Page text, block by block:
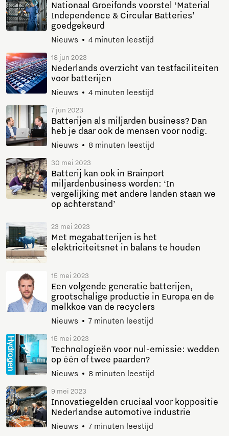
Nationaal Groeifonds voorstel ‘Material
Independence & Circular Batteries’
goedgekeurd
Nieuws 4 minuten leestijd
18 jun 2023
Nederlands overzicht van testfaciliteiten
voor batterijen
Nieuws 4 minuten leestijd
7 jun 2023
Batterijen als miljarden business? Dan
heb je daar ook de mensen voor nodig.
Nieuws 8 minuten leestijd
30 mei 2023
Batterij kan ook in Brainport
miljardenbusiness worden: ‘In
vergelijking met andere landen staan we
op achterstand’
23 mei 2023
Met megabatterijen is het
elektriciteitsnet in balans te houden
15 mei 2023
Een volgende generatie batterijen,
grootschalige productie in Europa en de
melkkoe van de recyclers
Nieuws 7 minuten leestijd
15 mei 2023
Technologieën voor nul-emissie: wedden
op één of twee paarden?
Nieuws 8 minuten leestijd
9 mei 2023
Innovatiegelden cruciaal voor koppositie
Nederlandse automotive industrie
Nieuws 7 minuten leestijd